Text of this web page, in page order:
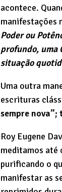
acontece.
manifestações
Poder ou
profundo, uma
situação
Uma outra
escrituras
sempre
Roy Eugene
meditamos até
purificando o
manifestar as